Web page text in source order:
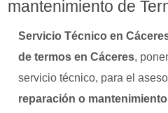
mantenimiento de
Servicio Técnico en
de termos en Cáceres,
servicio técnico, para el
reparación o mantenimiento